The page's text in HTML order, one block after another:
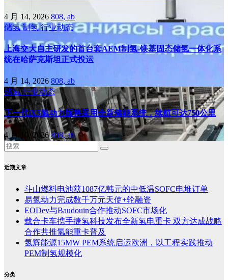
4 月 14, 2026 808, ab
储氢制氢行业动态
上海交大自主研发的首台套AEM制氢-镁基固态储氢一体化系
统在哈萨克斯坦正式投运
4 月 14, 2026 808, ab
储氢行业动态
下一代iX5氢动力版将采用全新储能系统，续航可达750公里
4 月 10, 2026808, ab
近期文章
斗山燃料电池获1087亿韩元的中低温SOFC电堆订单
易氢动力完成数千万元天使+轮融资
EODev与Baudouin合作推动SOFC市场化
载合卡车携手捷氢科技发布全新氢电重卡 双方达成战略
合作共推氢能重卡普及
氢辉能源15MW PEM系统启运欧洲，以工程实践推动
PEM制氢规模化
分类